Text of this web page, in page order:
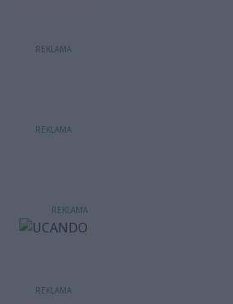
REKLAMA
REKLAMA
REKLAMA
REKLAMA